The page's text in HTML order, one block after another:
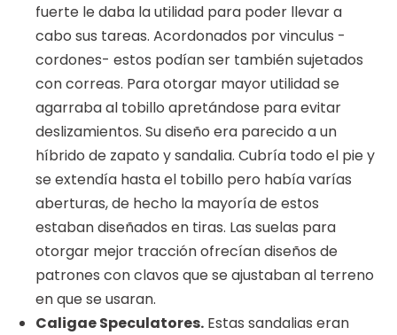
fuerte le daba la utilidad para poder llevar a
cabo sus tareas. Acordonados por vinculus -
cordones- estos podían ser también sujetados
con correas. Para otorgar mayor utilidad se
agarraba al tobillo apretándose para evitar
deslizamientos. Su diseño era parecido a un
híbrido de zapato y sandalia. Cubría todo el pie y
se extendía hasta el tobillo pero había varías
aberturas, de hecho la mayoría de estos
estaban diseñados en tiras. Las suelas para
otorgar mejor tracción ofrecían diseños de
patrones con clavos que se ajustaban al terreno
en que se usaran.
Caligae Speculatores. Estas sandalias eran